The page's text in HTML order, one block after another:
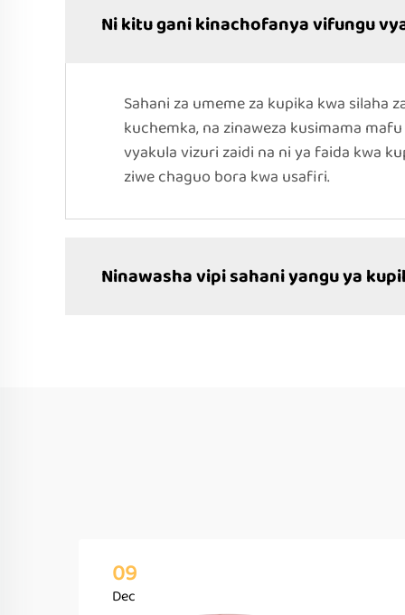
Ni kitu gani kinachofanya vifungu
Sahani za umeme za kupika kwa silaha
kuchemka, na zinaweza kusimama
vyakula vizuri zaidi na ni ya faida kwa
ziwe chaguo bora kwa usafiri.
Ninawasha vipi sahani yangu ya
09
Dec